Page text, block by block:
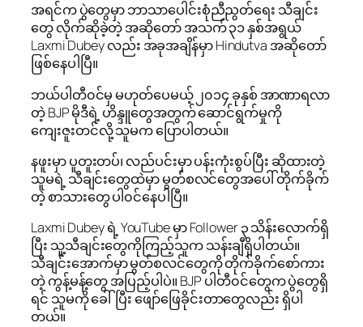
အရင်က ပွဲတွေမှာ ဘာသာပေါင်းစုံညီညွတ်ရေး သီချင်း
တွေ လိုက်ဆိုခဲ့တဲ့ အဆိုတော် အသက် ၃၁ နှစ်အရွယ်
Laxmi Dubey လည်း အခုအချိန်မှာ Hindutva အဆိုတော်
ဖြစ်နေပါပြီ။
ဘယ်ပါတီ၀င်မှ မဟုတ်ပေမယ့် ၂၀၁၄ ခုနှစ် အာဏာရလာ
တဲ့ BJP မိုဒီရဲ့ ဟိန္ဒူတွေအတွက် ဆောင်ရွက်မှုကို
ကျေးဇူးတင်လို့ သူမက ပြောပါတယ်။
နဖူးမှာ ပူတူးတပ်၊ လည်ပင်းမှာ ပန်းကုံးစွပ်ပြီး ဆိုထားတဲ့
သူမရဲ့ သီချင်းတွေထဲမှာ မွတ်စလင်တွေအပေါ် တိုက်ခိုက်
တဲ့ စာသားတွေ ပါ၀င်နေပါပြီ။
Laxmi Dubey ရဲ့ YouTube မှာ Follower ၃ သိန်းလောက်ရှိ
ပြီး သူ့သီချင်းတွေကိုကြည့်သူက သန်းချီရှိပါတယ်။
သီချင်းအောက်မှာ မွတ်စလင်တွေကို တိုက်ခိုက်စော်ကား
တဲ့ ကွန့်မန့်တွေ အပြည့်ပါပဲ။ BJP ပါတီ၀င်တွေက ပွဲတွေရှိ
ရင် သူမကို ခေါ်ပြီး ဖျော်ဖြေခိုင်းတာတွေလည်း ရှိပါ
တယ်။